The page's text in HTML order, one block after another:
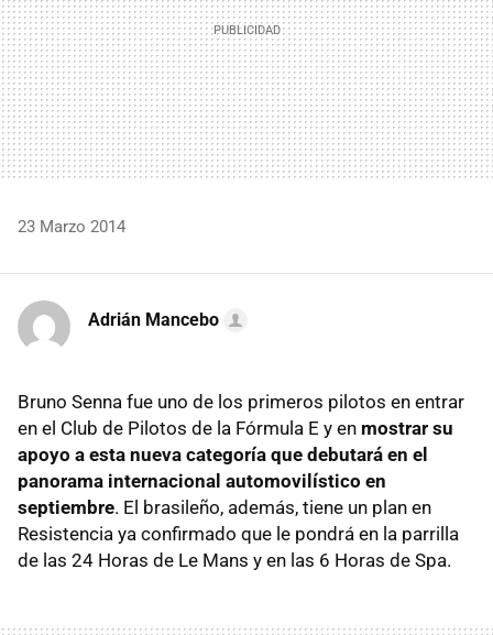
23 Marzo 2014
Adrián Mancebo
Bruno Senna fue uno de los primeros pilotos en entrar
en el Club de Pilotos de la Fórmula E y en mostrar su
apoyo a esta nueva categoría que debutará en el
panorama internacional automovilístico en
septiembre. El brasileño, además, tiene un plan en
Resistencia ya confirmado que le pondrá en la parrilla
de las 24 Horas de Le Mans y en las 6 Horas de Spa.